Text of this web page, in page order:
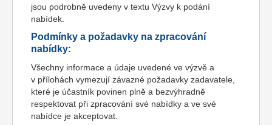
jsou podrobně uvedeny v textu Výzvy k podání
nabídek.
Podmínky a požadavky na zpracování
nabídky:
Všechny informace a údaje uvedené ve výzvě a
v přílohách vymezují závazné požadavky zadavatele,
které je účastník povinen plně a bezvýhradně
respektovat při zpracování své nabídky a ve své
nabídce je akceptovat.